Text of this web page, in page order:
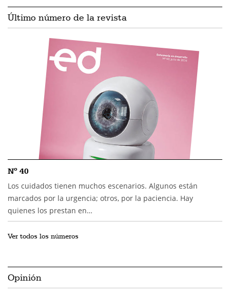
Último número de la revista
Nº 40
Los cuidados tienen muchos escenarios. Algunos están
marcados por la urgencia; otros, por la paciencia. Hay
quienes los prestan en…
Ver todos los números
Opinión